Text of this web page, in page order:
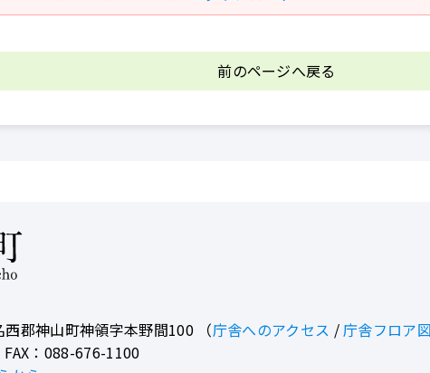
前のページへ戻る
西郡神山町神領字本野間100 （庁舎へのアクセス /庁舎フロア図
：088-676-1100